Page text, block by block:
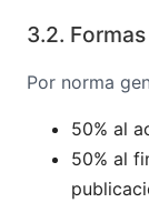
3.2.
Por norma
50% al
50% al